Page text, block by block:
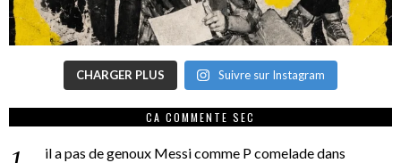
CHARGER PLUS Suivre sur Instagram
CA COMMENTE SEC
il a pas de genoux Messi comme P comeladedans